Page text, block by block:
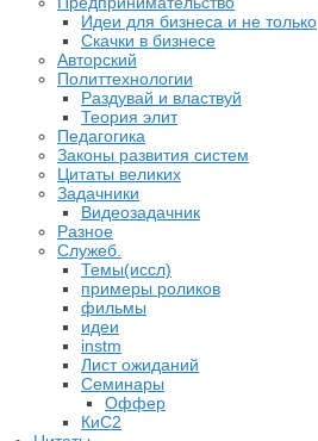
Идеи для бизнеса и не только
Скачки в бизнесе
Авторский
Политтехнологии
Раздувай и властвуй
Теория элит
​Педагогика
Законы развития систем
Цитаты великих
Задачники
Видеозадачник
Разное
Служеб.
Темы(иссл)
примеры роликов
фильмы
идеи
instm
Лист ожиданий
Семинары
Оффер
КиС2